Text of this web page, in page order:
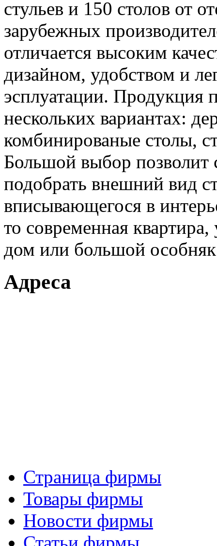
стульев и 150 столов от
зарубежных
отличается высоким
дизайном, удобством и
эсплуатации. Продукция
нескольких вариантах:
комбинированые столы,
Большой выбор позволит
подобрать внешний вид
вписывающегося в
то современная
дом или большой
Адреса
Страница фирмы
Товары фирмы
Новости фирмы